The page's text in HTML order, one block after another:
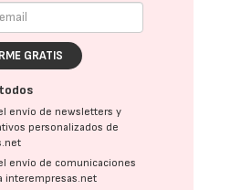
GRATIS
envío de newsletters y
personalizados de
envío de comunicaciones
interempresas.net